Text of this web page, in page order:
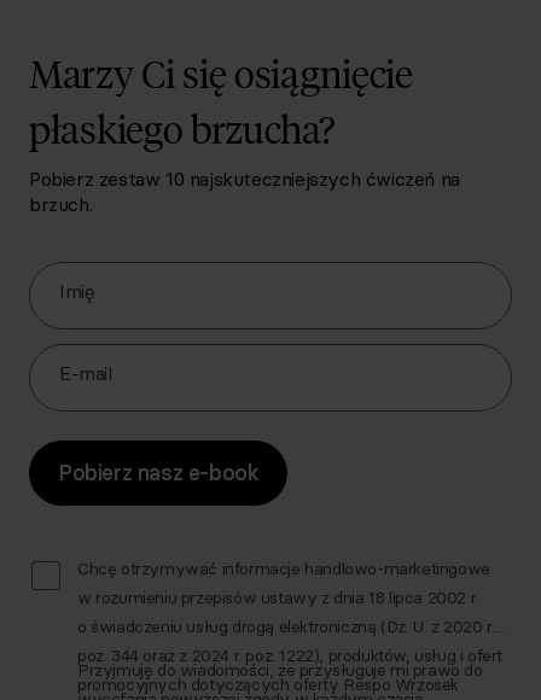
Marzy Ci się osiągnięcie
płaskiego brzucha?
Pobierz zestaw 10 najskuteczniejszych ćwiczeń na
brzuch.
Zapisz się do Newslettera
Imię
E-mail
Pobierz nasz e-book
Chcę otrzymywać informacje handlowo-marketingowe
w rozumieniu przepisów ustawy z dnia 18 lipca 2002 r.
o świadczeniu usług drogą elektroniczną (Dz. U. z 2020 r.
poz. 344 oraz z 2024 r. poz. 1222), produktów, usług i ofert
promocyjnych dotyczących oferty Respo Wrzosek
Przyjmuję do wiadomości, że przysługuje mi prawo do